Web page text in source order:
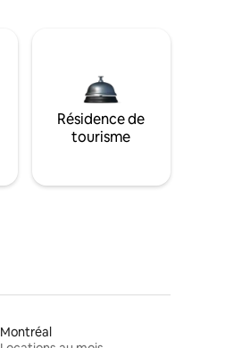
Résidence de
tourisme
Montréal